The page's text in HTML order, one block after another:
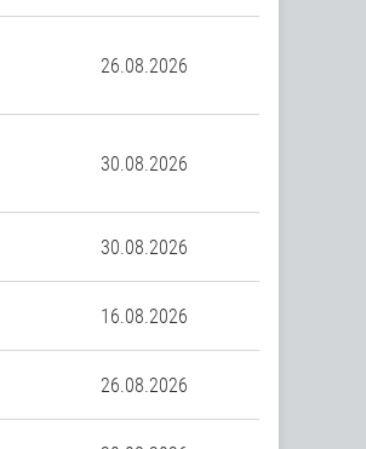
26.08.2026
30.08.2026
30.08.2026
16.08.2026
26.08.2026